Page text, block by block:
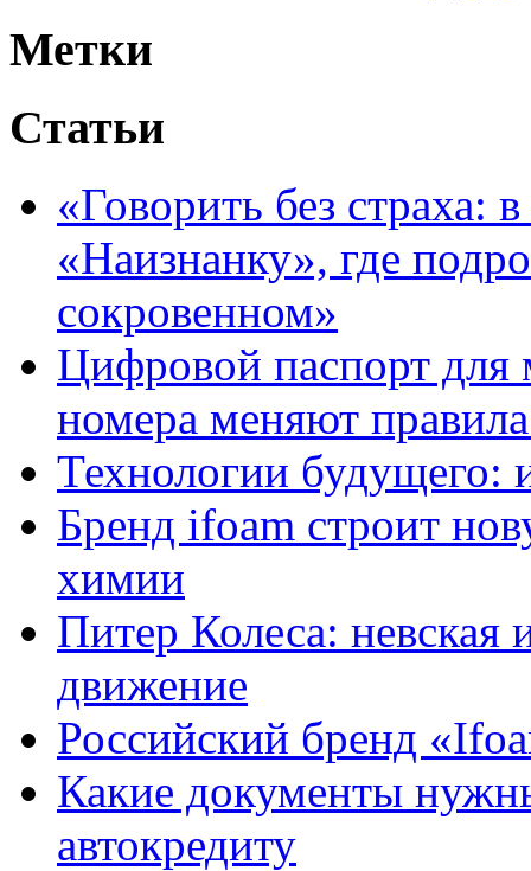
Метки
Статьи
«Говорить без страха:
«Наизнанку», где
сокровенном»
Цифровой паспорт для
номера меняют
Технологии будущего:
Бренд ifoam строит
химии
Питер Колеса: невская
движение
Российский бренд
Какие документы
автокредиту